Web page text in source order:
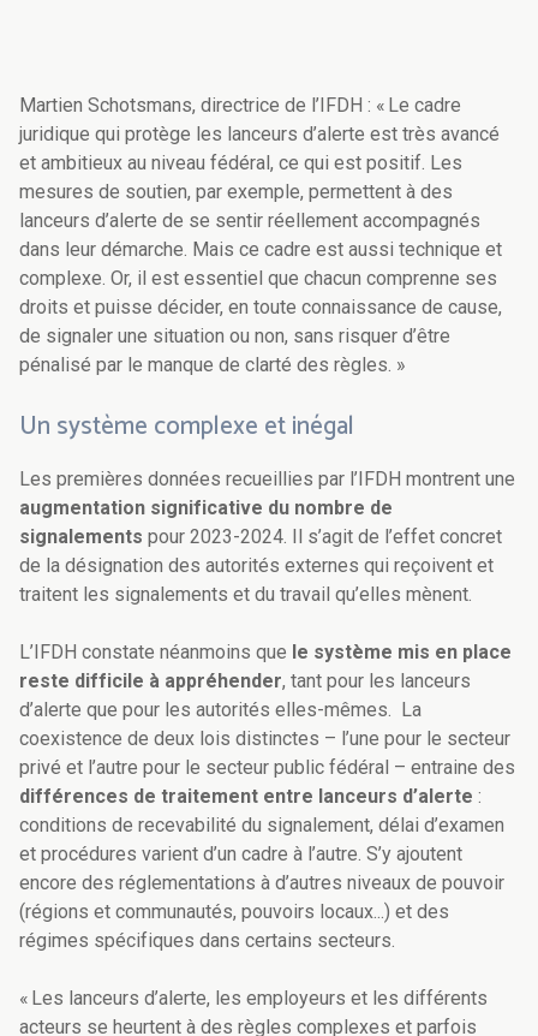
Martien Schotsmans, directrice de l’IFDH : « Le cadre
juridique qui protège les lanceurs d’alerte est très avancé
et ambitieux au niveau fédéral, ce qui est positif. Les
mesures de soutien, par exemple, permettent à des
lanceurs d’alerte de se sentir réellement accompagnés
dans leur démarche. Mais ce cadre est aussi technique et
complexe. Or, il est essentiel que chacun comprenne ses
droits et puisse décider, en toute connaissance de cause,
de signaler une situation ou non, sans risquer d’être
pénalisé par le manque de clarté des règles. »
Un système complexe et inégal
Les premières données recueillies par l’IFDH montrent une
augmentation significative du nombre de
signalements pour 2023-2024. Il s’agit de l’effet concret
de la désignation des autorités externes qui reçoivent et
traitent les signalements et du travail qu’elles mènent.
L’IFDH constate néanmoins que le système mis en place
reste difficile à appréhender, tant pour les lanceurs
d’alerte que pour les autorités elles-mêmes. La
coexistence de deux lois distinctes – l’une pour le secteur
privé et l’autre pour le secteur public fédéral – entraine des
différences de traitement entre lanceurs d’alerte :
conditions de recevabilité du signalement, délai d’examen
et procédures varient d’un cadre à l’autre. S’y ajoutent
encore des réglementations à d’autres niveaux de pouvoir
(régions et communautés, pouvoirs locaux...) et des
régimes spécifiques dans certains secteurs.
« Les lanceurs d’alerte, les employeurs et les différents
acteurs se heurtent à des règles complexes et parfois